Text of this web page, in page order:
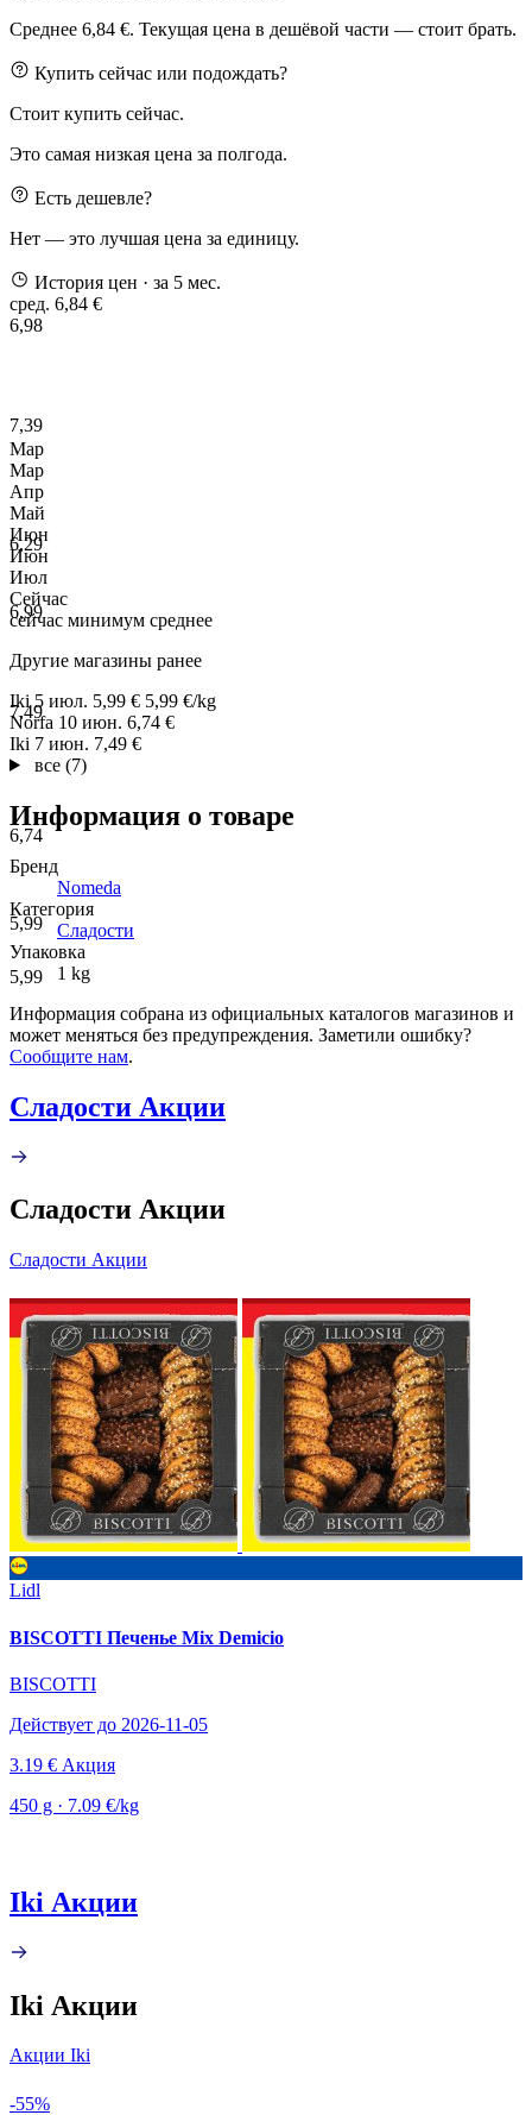
Среднее 6,84 €. Текущая цена в дешёвой части — стоит брать.
Купить сейчас или подождать?
Стоит купить сейчас.
Это самая низкая цена за полгода.
Есть дешевле?
Нет — это лучшая цена за единицу.
История цен · за 5 мес.
сред. 6,84 €
6,98
7,39
6,29
6,99
7,49
6,74
5,99
5,99
Мар
Мар
Апр
Май
Июн
Июн
Июл
Сейчас
сейчас минимум среднее
Другие магазины ранее
Iki5 июл. 5,99 € 5,99 €/kg
Norfa 10 июн. 6,74 €
Iki 7 июн. 7,49 €
все (7)
Информация о товаре
Бренд
Nomeda
Категория
Сладости
Упаковка
1 kg
Информация собрана из официальных каталогов магазинов и
может меняться без предупреждения. Заметили ошибку?
Сообщите нам.
Сладости Акции
Сладости Акции
Сладости Акции
Lidl
BISCOTTI Печенье Mix Demicio
BISCOTTI
Действует до 2026-11-05
3.19 € Акция
450 g · 7.09 €/kg
Iki Акции
Iki Акции
Акции Iki
-55%